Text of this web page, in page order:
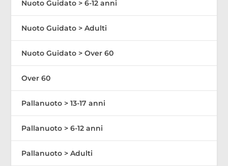
Nuoto Guidato > 6-12 anni
Nuoto Guidato > Adulti
Nuoto Guidato > Over 60
Over 60
Pallanuoto > 13-17 anni
Pallanuoto > 6-12 anni
Pallanuoto > Adulti